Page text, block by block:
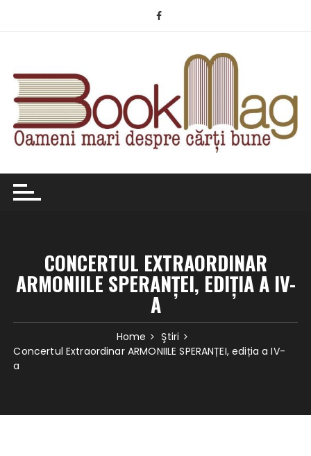
CONCERTUL EXTRAORDINAR
ARMONIILE SPERANȚEI, EDIȚIA A IV-
A
Home
Ştiri
Concertul Extraordinar ARMONIILE SPERANȚEI, ediția a IV-
a